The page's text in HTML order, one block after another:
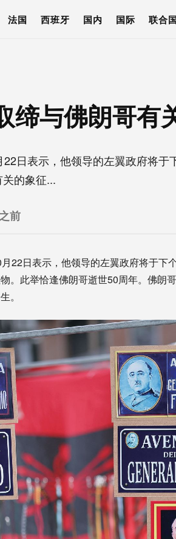
法国 西班牙 国内 国际 联合
缔与佛朗哥有
日表示，他领导的左翼政府将
的象征...
前
22日表示，他领导的左翼政府将于下
。此举恰逢佛朗哥逝世50周年。佛朗
。